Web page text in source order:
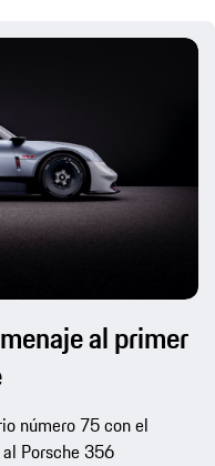
al primer
número 75 con el
Porsche 356